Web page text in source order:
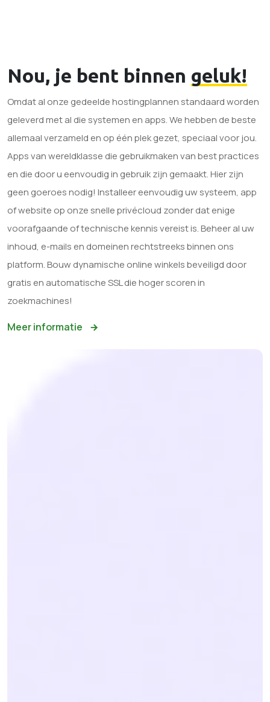
Nou, je bent binnen geluk!
Omdat al onze gedeelde hostingplannen standaard worden
geleverd met al die systemen en apps. We hebben de beste
allemaal verzameld en op één plek gezet, speciaal voor jou.
Apps van wereldklasse die gebruikmaken van best practices
en die door u eenvoudig in gebruik zijn gemaakt. Hier zijn
geen goeroes nodig! Installeer eenvoudig uw systeem, app
of website op onze snelle privécloud zonder dat enige
voorafgaande of technische kennis vereist is. Beheer al uw
inhoud, e-mails en domeinen rechtstreeks binnen ons
platform. Bouw dynamische online winkels beveiligd door
gratis en automatische SSL die hoger scoren in
zoekmachines!
Meer informatie